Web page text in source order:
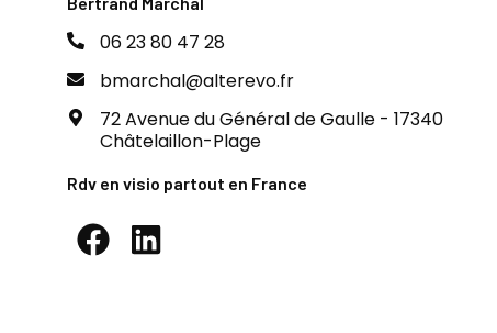
06 23 80 47 28
bmarchal@alterevo.fr
72 Avenue du Général de Gaulle - 17340
Châtelaillon-Plage
Rdv en visio partout en France